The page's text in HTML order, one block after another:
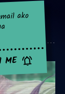
ako
ME